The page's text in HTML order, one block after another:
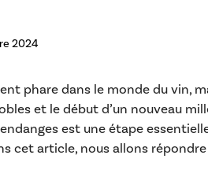
2024
phare dans le monde du vin,
et le début d’un nouveau
est une étape
cet article, nous allons